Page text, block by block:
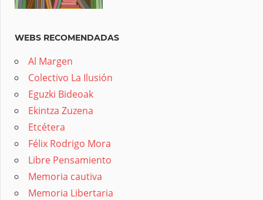
WEBS RECOMENDADAS
Al Margen
Colectivo La Ilusión
Eguzki Bideoak
Ekintza Zuzena
Etcétera
Félix Rodrigo Mora
Libre Pensamiento
Memoria cautiva
Memoria Libertaria